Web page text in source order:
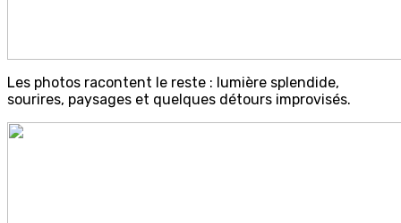
Les photos racontent le reste : lumière splendide,
sourires, paysages et quelques détours improvisés.